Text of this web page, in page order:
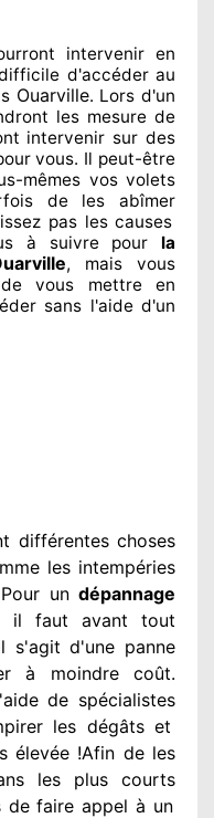
intervenir en
d'accéder au
Ouarville. Lors d'un
les mesure de
intervenir sur des
vous. Il peut-être
mêmes vos volets
de les abîmer
pas les causes
à suivre pour la
, mais vous
vous mettre en
sans l'aide d'un
différenteschoses
les intempéries
un dépannage
il faut avant tout
s'agit d'une panne
à moindrecoût.
de spécialistes
les dégâtset
élevée!Afin de les
les plus courts
de faire appel à un